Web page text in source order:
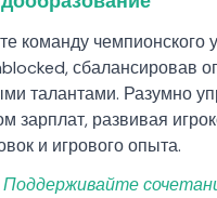
команду чемпионского
сбалансировав
талантами. Разумно
зарплат, развивая
и игрового опыта.
Поддерживайте